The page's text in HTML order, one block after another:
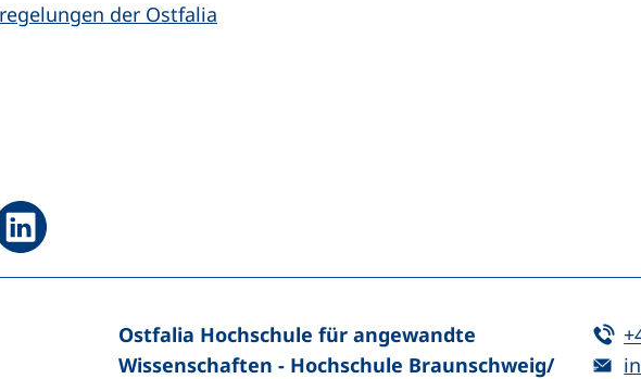
der Ostfalia
Facebook teilen (externer Link, öffnet neues Fenster)
über LinkedIn teilen (externer Link, öffnet neues Fenster)
Ostfalia Hochschule für angewandte
Wissenschaften - Hochschule Braunschweig/​